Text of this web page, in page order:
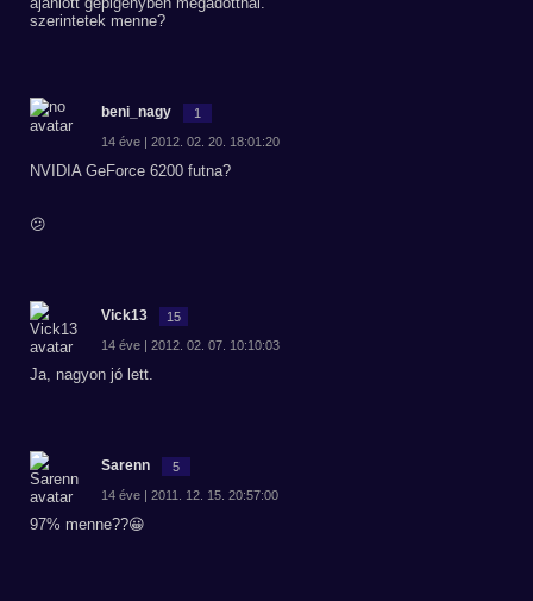
szerintetek menne?
beni_nagy 1
14 éve | 2012. 02. 20. 18:01:20
NVIDIA GeForce 6200 futna?
😕
Vick13 15
14 éve | 2012. 02. 07. 10:10:03
Ja, nagyon jó lett.
Sarenn 5
14 éve | 2011. 12. 15. 20:57:00
97% menne??😀